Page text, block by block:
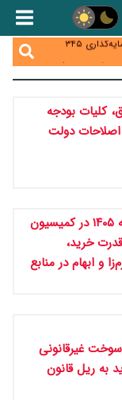
خرید دینار در
جنگ کریدورها وارد فاز جدید شد؛ سرمایه‌گذاری ۳۴۵
بیشتر می‌پردازد،
نقش
بانک رفاه
کلیات بودجه
اصلاحات دولت
رد کلیات بودجه ۱۴۰۵ در کمیسیون
خرید،
و ابهام در منابع
غیرقانونی
به ریل قانون